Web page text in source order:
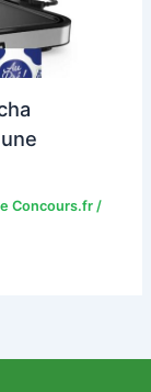
Concours.fr /